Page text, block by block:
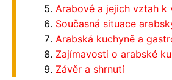
Arabové a jejich vztah k
Současná situace
Arabská kuchyně a
Zajímavosti o arabské
Závěr a shrnutí